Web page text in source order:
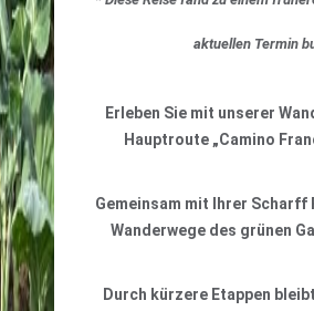
aktuellen Termin
Erleben Sie mit unserer
Hauptroute „Camino
Gemeinsam mit Ihrer Scharff
Wanderwege des grünen
Durch kürzere Etappen